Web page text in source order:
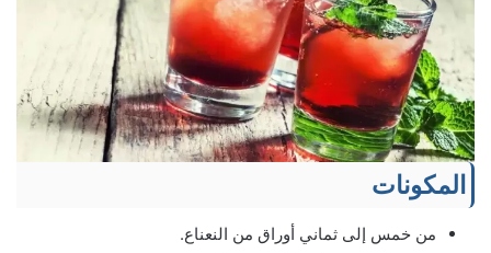
المكونات
من خمس إلى ثماني أوراق من النعناع.